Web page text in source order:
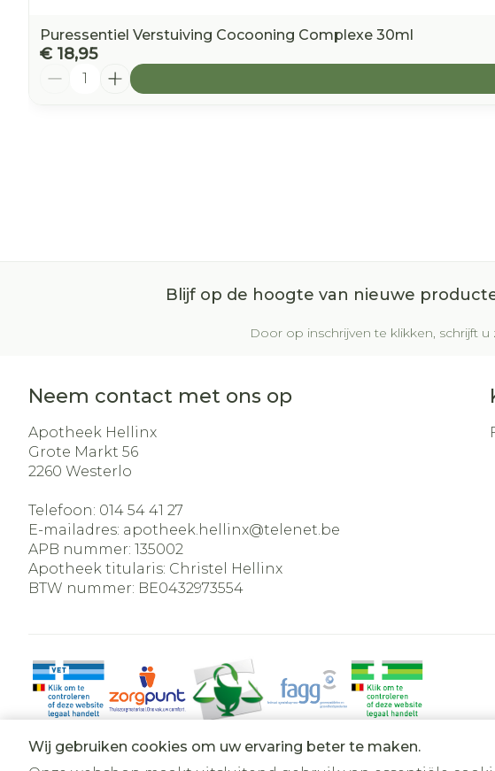
Wij gebruiken cookies om uw ervaring beter te maken.
Puressentiel Verstuiving Cocooning Complexe 30ml
€ 18,95
Aantal
Blijf op de hoogte van nieuwe
Door op inschrijven te klikken, schrijft
Neem contact met ons op
Apotheek Hellinx
Grote Markt 56
2260 Westerlo
Telefoon: 014 54 41 27
E-mailadres: apotheek.hellinx@telenet.be
APB nummer: 135002
Apotheek titularis: Christel Hellinx
BTW nummer: BE0432973554